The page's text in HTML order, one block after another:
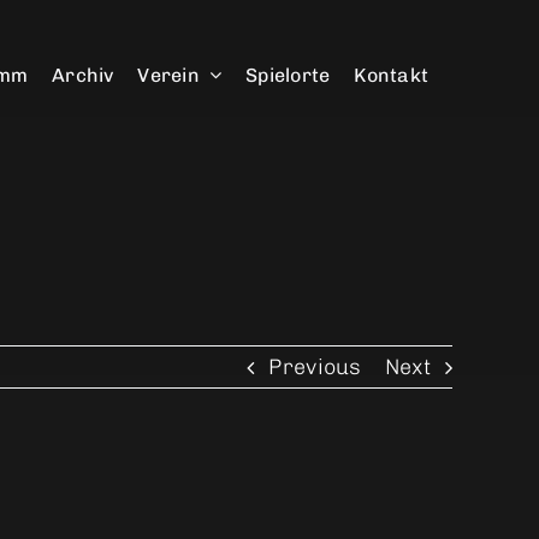
Archiv Verein Spielorte Kontakt
Previous Next